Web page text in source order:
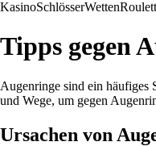
KasinoSchlösserWetten
Tipps gegen
Augenringe sind ein häufiges
und Wege, um gegen
Ursachen von